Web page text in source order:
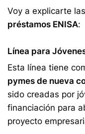
Voy a explicarte
préstamos ENISA:
Línea para
Esta línea tiene
pymes de nueva
sido creadas por
financiación para
proyecto